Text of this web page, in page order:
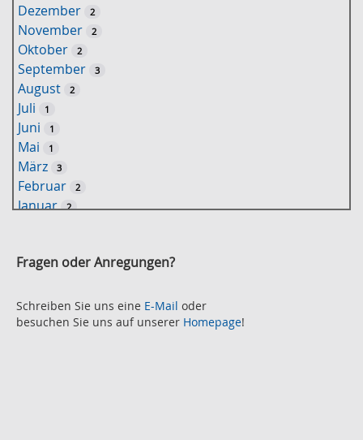
w
o
r
u
c
Dezember 2
November 2
Oktober 2
September 3
August 2
Juli 1
Juni 1
Mai 1
März 3
Februar 2
Januar 2
Oktober 2
August 2
Juli 2
Fragen oder Anregungen?
Schreiben Sie uns eine E-Mail oder
besuchen Sie uns auf unserer Homepage!